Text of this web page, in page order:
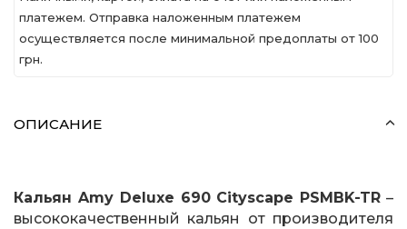
платежем. Отправка наложенным платежем
осуществляется после минимальной предоплаты от 100
грн.
ОПИСАНИЕ
Кальян Amy Deluxe 690 Cityscape PSMBK-TR –
высококачественный кальян от производителя